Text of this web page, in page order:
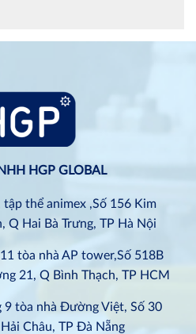
HGP GLOBAL
tập thể animex ,Số 156 Kim
Q Hai Bà Trưng, TP Hà Nội
tòa nhà AP tower,Số 518B
21, Q Bình Thạch, TP HCM
9 tòa nhà Đường Việt, Số 30
Châu, TP Đà Nẵng